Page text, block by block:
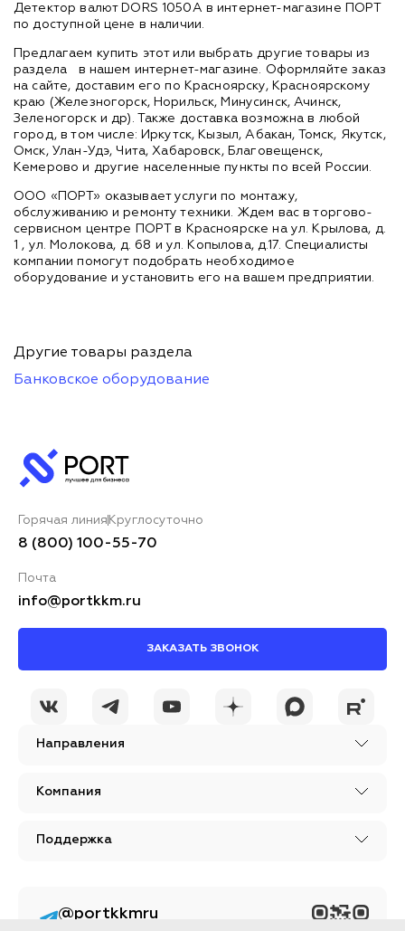
Детектор валют DORS 1050A в интернет-магазине ПОРТ
по доступной цене в наличии.
Предлагаем купить этот или выбрать другие товары из
раздела
в нашем интернет-магазине. Оформляйте заказ
на сайте, доставим его по Красноярску, Красноярскому
краю (Железногорск, Норильск, Минусинск, Ачинск,
Зеленогорск и др). Также доставка возможна в любой
город, в том числе: Иркутск, Кызыл, Абакан, Томск, Якутск,
Омск, Улан-Удэ, Чита, Хабаровск, Благовещенск,
Кемерово и другие населенные пункты по всей России.
ООО «ПОРТ» оказывает услуги по монтажу,
обслуживанию и ремонту техники. Ждем вас в торгово-
сервисном центре ПОРТ в Красноярске на ул. Крылова, д.
1 , ул. Молокова, д. 68 и ул. Копылова, д.17. Специалисты
компании помогут подобрать необходимое
оборудование и установить его на вашем предприятии.
Другие товары раздела
Банковское оборудование
Направления
Компания
Поддержка
Горячая линия Круглосуточно
8 (800) 100-55-70
Почта
info@portkkm.ru
ЗАКАЗАТЬ ЗВОНОК
@portkkmru